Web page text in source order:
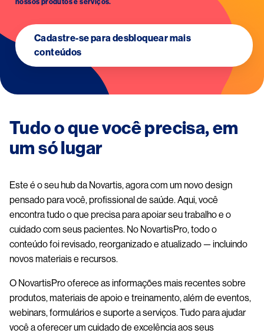
nossos produtos e serviços.
Cadastre-se para desbloquear mais
conteúdos
Tudo o que você precisa, em
um só lugar
Este é o seu hub da Novartis, agora com um novo design
pensado para você, profissional de saúde. Aqui, você
encontra tudo o que precisa para apoiar seu trabalho e o
cuidado com seus pacientes. No NovartisPro, todo o
conteúdo foi revisado, reorganizado e atualizado — incluindo
novos materiais e recursos.
O NovartisPro oferece as informações mais recentes sobre
produtos, materiais de apoio e treinamento, além de eventos,
webinars, formulários e suporte a serviços. Tudo para ajudar
você a oferecer um cuidado de excelência aos seus